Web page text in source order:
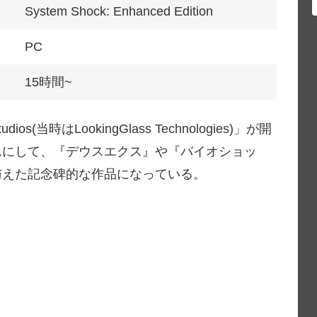
System Shock: Enhanced Edition
PC
15時間~
当時はLookingGlass Technologies)」が開
して、『デウスエクス』や『バイオショッ
た記念碑的な作品になっている。